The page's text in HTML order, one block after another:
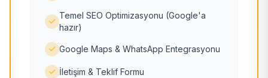
Temel SEO Optimizasyonu (Google'a
hazır)
Google Maps & WhatsApp Entegrasyonu
İletişim & Teklif Formu